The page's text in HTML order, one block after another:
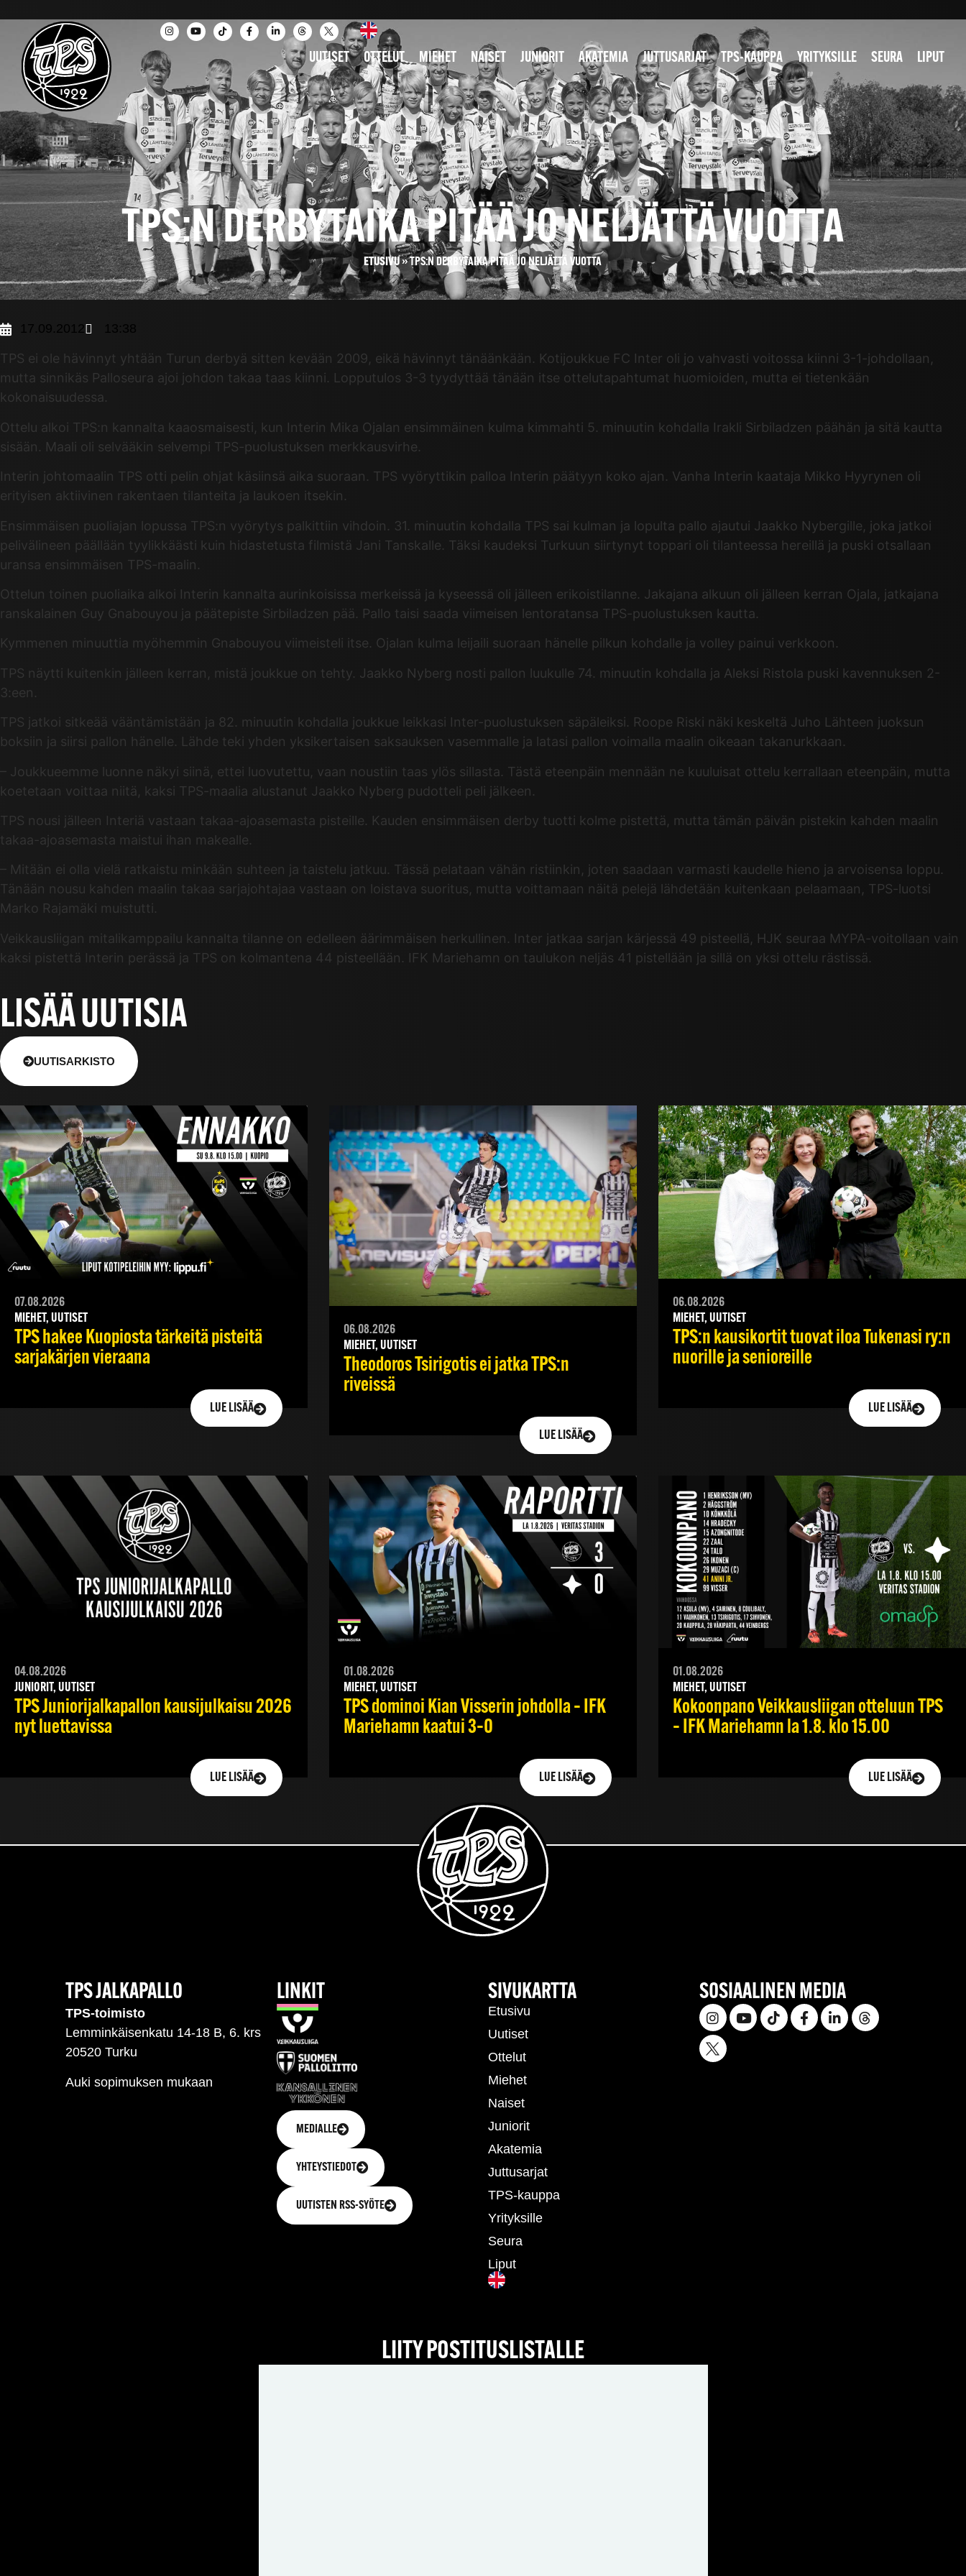
UUTISET OTTELUT MIEHET NAISET JUNIORIT AKATEMIA JUTTUSARJAT TPS-KAUPPA YRITYKSILLE SEURA LIPUT
TPS:N DERBYTAIKA PITÄÄ JO NELJÄTTÄ VUOTTA
ETUSIVU»TPS:N DERBYTAIKA PITÄÄ JO NELJÄTTÄ VUOTTA
17.09.2012
TPS ei ole hävinnyt yhtään Turun derbyä sitten kevään 2009, eikä hävinnyt tänäänkään. Kotijoukkue FC Inter oli jo vahvasti voitossa kiinni 3-1-johdollaan,
mutta sinnikäs Palloseura ajoi johdon takaa taas kiinni. Lopputulos 3-3 tyydyttää tänään itse ottelutapahtumat huomioiden, mutta ei tietenkään
kokonaisuudessa.
Ottelu alkoi TPS:n kannalta kaaosmaisesti, kun Interin Mika Ojalan ensimmäinen kulma kimmahti 5. minuutin kohdalla Irakli Sirbiladzen päähän ja sitä kautta
sisään. Maali oli selvääkin selvempi TPS-puolustuksen merkkausvirhe.
Interin johtomaalin TPS otti pelin ohjat käsiinsä aika suoraan. TPS vyöryttikin palloa Interin päätyyn koko ajan. Vanha Interin kaataja Mikko Hyyrynen oli
erityisen aktiivinen rakentaen tilanteita ja laukoen itsekin.
Ensimmäisen puoliajan lopussa TPS:n vyörytys palkittiin vihdoin. 31. minuutin kohdalla TPS sai kulman ja lopulta pallo ajautui Jaakko Nybergille, joka jatkoi
pelivälineen päällään tyylikkäästi kuin hidastetusta filmistä Jani Tanskalle. Täksi kaudeksi Turkuun siirtynyt toppari oli tilanteessa hereillä ja puski otsallaan
uransa ensimmäisen TPS-maalin.
Ottelun toinen puoliaika alkoi Interin kannalta aurinkoisissa merkeissä ja kyseessä oli jälleen erikoistilanne. Jakajana alkuun oli jälleen kerran Ojala, jatkajana
ranskalainen Guy Gnabouyou ja päätepiste Sirbiladzen pää. Pallo taisi saada viimeisen lentoratansa TPS-puolustuksen kautta.
Kymmenen minuuttia myöhemmin Gnabouyou viimeisteli itse. Ojalan kulma leijaili suoraan hänelle pilkun kohdalle ja volley painui verkkoon.
TPS näytti kuitenkin jälleen kerran, mistä joukkue on tehty. Jaakko Nyberg nosti pallon luukulle 74. minuutin kohdalla ja Aleksi Ristola puski kavennuksen 2-
3:een.
TPS jatkoi sitkeää vääntämistään ja 82. minuutin kohdalla joukkue leikkasi Inter-puolustuksen säpäleiksi. Roope Riski näki keskeltä Juho Lähteen juoksun
boksiin ja siirsi pallon hänelle. Lähde teki yhden yksikertaisen saksauksen vasemmalle ja latasi pallon voimalla maalin oikeaan takanurkkaan.
– Joukkueemme luonne näkyi siinä, ettei luovutettu, vaan noustiin taas ylös sillasta. Tästä eteenpäin mennään ne kuuluisat ottelu kerrallaan eteenpäin, mutta
koetetaan voittaa niitä, kaksi TPS-maalia alustanut Jaakko Nyberg pudotteli peli jälkeen.
TPS nousi jälleen Interiä vastaan takaa-ajoasemasta pisteille. Kauden ensimmäisen derby tuotti kolme pistettä, mutta tämän päivän pistekin kahden maalin
takaa-ajoasemasta maistui ihan makealle.
– Mitään ei olla vielä ratkaistu minkään suhteen ja taistelu jatkuu. Tässä pelataan vähän ristiinkin, joten saadaan varmasti kaudelle hieno ja arvoisensa loppu.
Tänään nousu kahden maalin takaa sarjajohtajaa vastaan on loistava suoritus, mutta voittamaan näitä pelejä lähdetään kuitenkaan pelaamaan, TPS-luotsi
Marko Rajamäki muistutti.
Veikkausliigan mitalikamppailu kannalta tilanne on edelleen äärimmäisen herkullinen. Inter jatkaa sarjan kärjessä 49 pisteellä, HJK seuraa MYPA-voitollaan vain
kaksi pistettä Interin perässä ja TPS on kolmantena 44 pisteellään. IFK Mariehamn on taulukon neljäs 41 pistellään ja sillä on yksi ottelu rästissä.
LISÄÄ UUTISIA
UUTISARKISTO
07.08.2026
MIEHET, UUTISET
TPS hakee Kuopiosta tärkeitä pisteitä
sarjakärjen vieraana
LUE LISÄÄ
06.08.2026
MIEHET, UUTISET
Theodoros Tsirigotis ei jatka TPS:n
riveissä
LUE LISÄÄ
06.08.2026
MIEHET, UUTISET
TPS:n kausikortit tuovat iloa Tukenasi ry:n
nuorille ja senioreille
LUE LISÄÄ
04.08.2026
JUNIORIT, UUTISET
TPS Juniorijalkapallon kausijulkaisu 2026
nyt luettavissa
LUE LISÄÄ
01.08.2026
MIEHET, UUTISET
TPS dominoi Kian Visserin johdolla – IFK
Mariehamn kaatui 3–0
LUE LISÄÄ
01.08.2026
MIEHET, UUTISET
Kokoonpano Veikkausliigan otteluun TPS
– IFK Mariehamn la 1.8. klo 15.00
LUE LISÄÄ
TPS JALKAPALLO
TPS-toimisto
Lemminkäisenkatu 14-18 B, 6. krs
20520 Turku
Auki sopimuksen mukaan
LINKIT
MEDIALLE
YHTEYSTIEDOT
UUTISTEN RSS-SYÖTE
SIVUKARTTA
Etusivu
Uutiset
Ottelut
Miehet
Naiset
Juniorit
Akatemia
Juttusarjat
TPS-kauppa
Yrityksille
Seura
Liput
SOSIAALINEN MEDIA
LIITY POSTITUSLISTALLE